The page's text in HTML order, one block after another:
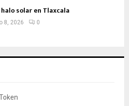
solar en Tlaxcala
8, 2026 0